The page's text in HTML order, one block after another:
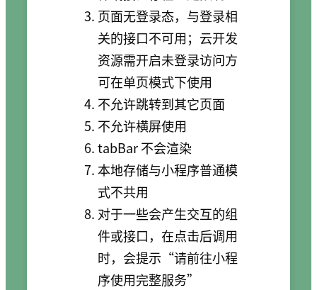
页面无登录态，与登录相
关的接口不可用；云开发
资源需开启未登录访问方
可在单页模式下使用
不允许跳转到其它页面
不允许横屏使用
tabBar 不会渲染
本地存储与小程序普通模
式不共用
对于一些会产生交互的组
件或接口，在点击后调用
时，会提示“请前往小程
序使用完整服务”